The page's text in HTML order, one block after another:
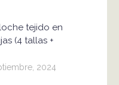
tejido en
(4 tallas +
2024